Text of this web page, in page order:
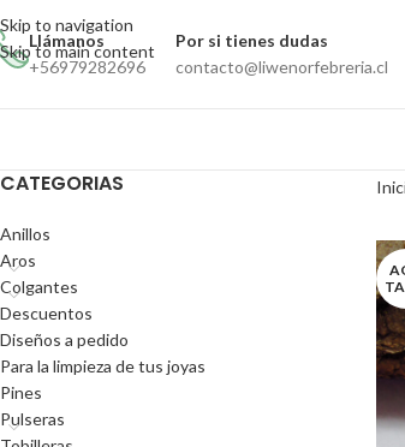
Skip to navigation
Skip to main content
Llámanos
+56979282696
Por si tienes dudas
contacto@liwenorfebreria.cl
CATEGORIAS
Anillos
Aros
Colgantes
Descuentos
Diseños a pedido
Para la limpieza de tus joyas
Pines
Pulseras